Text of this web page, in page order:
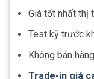
Giá tốt nhất thị
Test kỹ trước
Không bán
Trade-in giá